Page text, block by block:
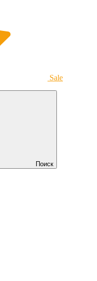
Sale
Поиск